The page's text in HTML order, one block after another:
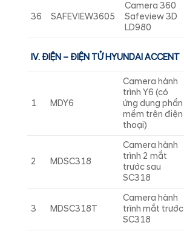
36 SAFEVIEW3605
Camera 360
Safeview 3D
LD980
IV. ĐIỆN – ĐIỆN TỬ HYUNDAI ACCENT
1 MDY6
Camera hành
trình Y6 (có
ứng dụng phần
mềm trên điện
thoại)
2 MDSC318
Camera hành
trình 2 mắt
trước sau
SC318
3 MDSC318T
Camera hành
trình mắt trước
SC318